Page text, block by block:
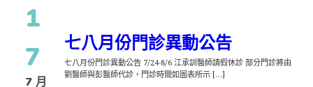
1
7
7 月
七八月份門診異動公告
七八月份門診異動公告 7/24-8/6 江承訓醫師請假休診 部分門診將由
劉醫師與彭醫師代診，門診時間如圖表所示 […]